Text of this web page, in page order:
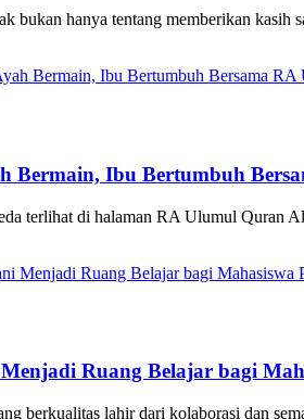
bukan hanya tentang memberikan kasih
Bermain, Ibu Bertumbuh
terlihat di halaman RA Ulumul Quran
Ruang Belajar bagi
berkualitas lahir dari kolaborasi dan